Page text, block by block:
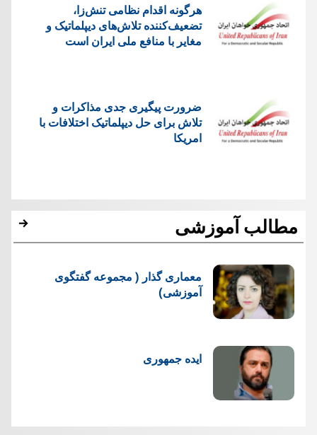
هرگونه اقدام نظامی تنش‌زا،
تضعیف‌کننده تلاش‌های دیپلماتیک و
مغایر با منافع ملی ایران است
ضرورت پیگیری جدی مذاکرات و
تلاش برای حل دیپلماتیک اختلافات با
امریکا
مطالب آموزشی
معماری گذار ( مجموعه گفتگوی
آموزشی)
ایده جمهوری